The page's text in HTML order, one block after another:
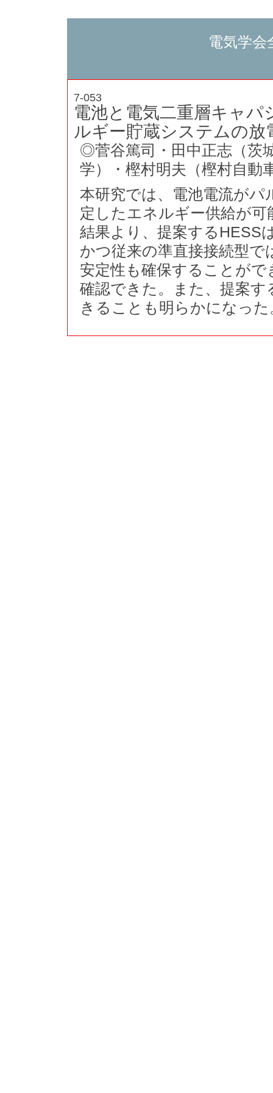
電気学会
7-053
電池と電気二重層キャ
ルギー貯蔵システムの放
◎菅谷篤司・田中正志（茨
学）・樫村明夫（樫村自動
本研究では、電池電流が
定したエネルギー供給が
結果より、提案するHESS
かつ従来の準直接接続型
安定性も確保することが
確認できた。また、提案
きることも明らかになった